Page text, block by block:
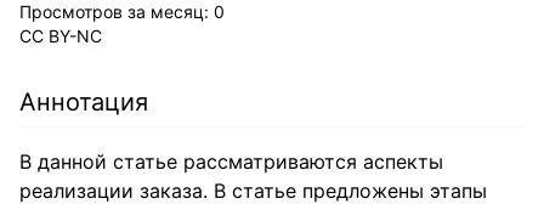
Просмотров за месяц: 0
CC BY-NC
Аннотация
В данной статье рассматриваются аспекты
реализации заказа. В статье предложены этапы